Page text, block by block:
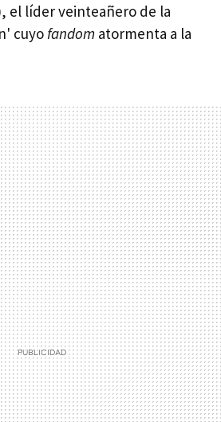
el líder veinteañero de la
cuyo fandom atormenta a la